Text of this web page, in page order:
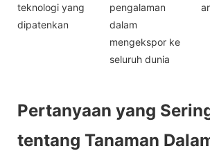
teknologi yang
dipatenkan
pengalaman
dalam
mengekspor ke
seluruh dunia
Pertanyaan yang
tentang Tanaman